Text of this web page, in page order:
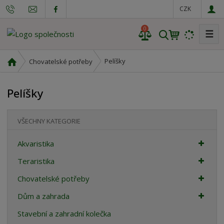
CZK
V
0 ☰
v
d
s
r
a
a
Chovatelské potřeby Pelíšky
Pelíšky
VŠECHNY KATEGORIE
Akvaristika
Teraristika
Chovatelské potřeby
Dům a zahrada
Stavební a zahradní kolečka